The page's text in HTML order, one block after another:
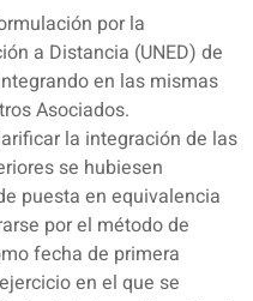
por la
a Distancia (UNED) de
en las mismas
Asociados.
la integración de las
se hubiesen
puesta en equivalencia
por el método de
fecha de primera
en el que se